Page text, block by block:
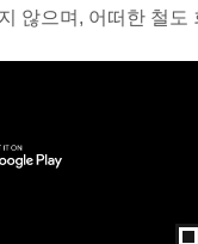
않으며, 어떠한 철도